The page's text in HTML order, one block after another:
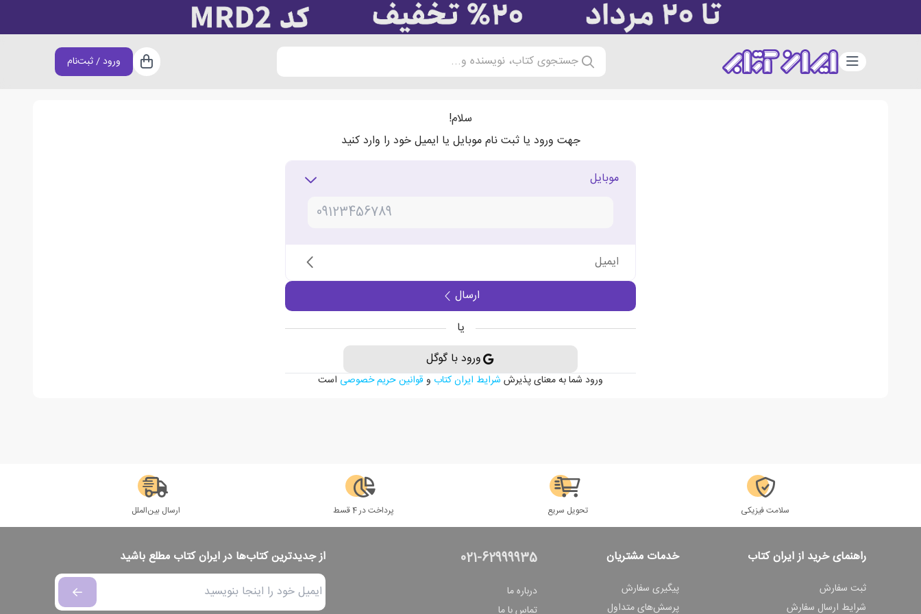
دسته‌بندی جستجوی کتاب، نویسنده و... سبد خرید
ورود / ثبت‌نام
سلام!
جهت ورود یا ثبت نام موبایل یا ایمیل خود را وارد کنید
موبایل
ایمیل
ارسال
یا
ورود با گوگل
ورود شما به معنای پذیرش شرایط ایران کتاب و قوانین حریم خصوصی است
سلامت فیزیکی تحویل سریع پرداخت در 4 قسط ارسال بین‌الملل
راهنمای خرید از ایران کتاب
ثبت سفارش
شرایط ارسال سفارش
خدمات مشتریان
پیگیری سفارش
پرسش‌های متداول
021-62999935
درباره ما
تماس با ما
از جدیدترین کتاب‌ها در ایران کتاب مطلع باشید